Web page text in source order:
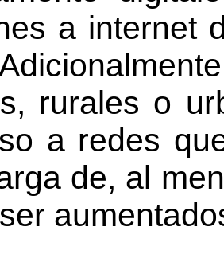
a internet
rurales o
a redes
de, al